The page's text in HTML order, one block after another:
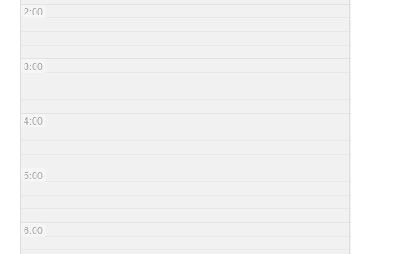
2:00
3:00
4:00
5:00
6:00